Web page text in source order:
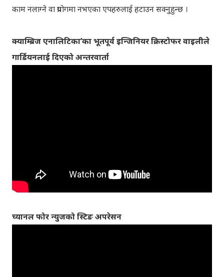
काम नलाग्ने वा प्रयोगमा नभएका एपहरुलाई हटाउन सक्नुहुन्छ ।
क्याम्ब्रिज एनालिटिका’का भूतपूर्व इन्जिनियर क्रिस्टोफर वाइलीले
गार्डियनलाई दिएको अन्तरवार्ता
च्यानल फोर न्युजको स्टिङ अपरेसन